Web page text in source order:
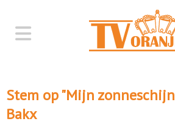
Stem op "Mijn zonneschijn
Bakx